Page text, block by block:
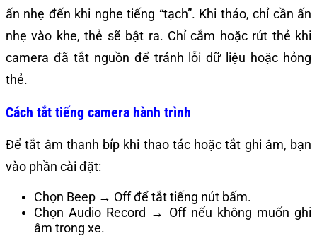
ấn nhẹ đến khi nghe tiếng “tạch”. Khi tháo, chỉ cần ấn
nhẹ vào khe, thẻ sẽ bật ra. Chỉ cắm hoặc rút thẻ khi
camera đã tắt nguồn để tránh lỗi dữ liệu hoặc hỏng
thẻ.
Cách tắt tiếng camera hành trình
Để tắt âm thanh bíp khi thao tác hoặc tắt ghi âm, bạn
vào phần cài đặt:
Chọn Beep → Off để tắt tiếng nút bấm.
Chọn Audio Record → Off nếu không muốn ghi
âm trong xe.